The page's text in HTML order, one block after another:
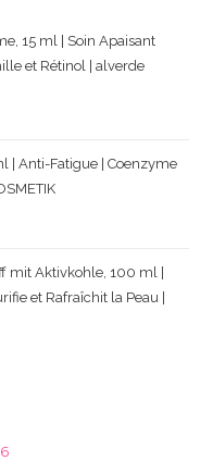
15 ml | Soin Apaisant
et Rétinol | alverde
| Anti-Fatigue | Coenzyme
mit Aktivkohle, 100 ml |
et Rafraîchit la Peau |